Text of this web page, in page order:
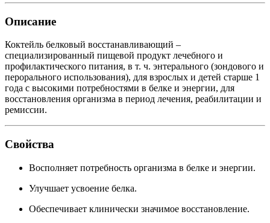
Описание
Коктейль белковый восстанавливающий –
специализированный пищевой продукт лечебного и
профилактического питания, в т. ч. энтерального (зондового и
перорального использования), для взрослых и детей старше 1
года с высокими потребностями в белке и энергии, для
восстановления организма в период лечения, реабилитации и
ремиссии.
Свойства
Восполняет потребность организма в белке и энергии.
Улучшает усвоение белка.
Обеспечивает клинически значимое восстановление.